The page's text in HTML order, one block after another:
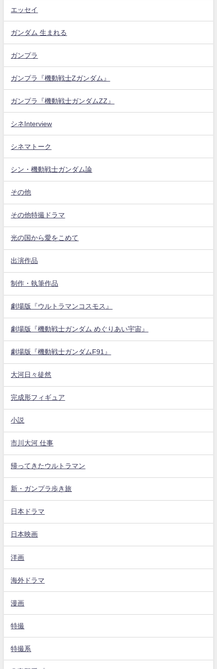
エッセイ
ガンダム 生まれる
ガンプラ
ガンプラ『機動戦士Zガンダム』
ガンプラ『機動戦士ガンダムZZ』
シネInterview
シネマトーク
シン・機動戦士ガンダム論
その他
その他特撮ドラマ
光の国から愛をこめて
出演作品
制作・執筆作品
劇場版『ウルトラマンコスモス』
劇場版『機動戦士ガンダム めぐりあい宇宙』
劇場版『機動戦士ガンダムF91』
大河日々徒然
完成形フィギュア
小説
市川大河 仕事
帰ってきたウルトラマン
新・ガンプラ歩き旅
日本ドラマ
日本映画
洋画
海外ドラマ
漫画
特撮
特撮系